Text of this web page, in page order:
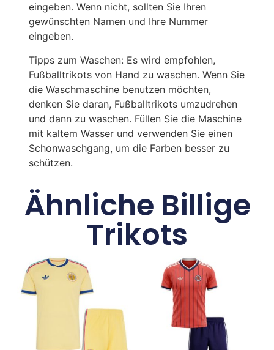
eingeben. Wenn nicht, sollten Sie Ihren
gewünschten Namen und Ihre Nummer
eingeben.
Tipps zum Waschen: Es wird empfohlen,
Fußballtrikots von Hand zu waschen. Wenn Sie
die Waschmaschine benutzen möchten,
denken Sie daran, Fußballtrikots umzudrehen
und dann zu waschen. Füllen Sie die Maschine
mit kaltem Wasser und verwenden Sie einen
Schonwaschgang, um die Farben besser zu
schützen.
Ähnliche Billige
Trikots